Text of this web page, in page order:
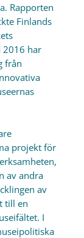
Rapporten
Finlands
2016 har
från
projekt för
av andra
av
till en
I